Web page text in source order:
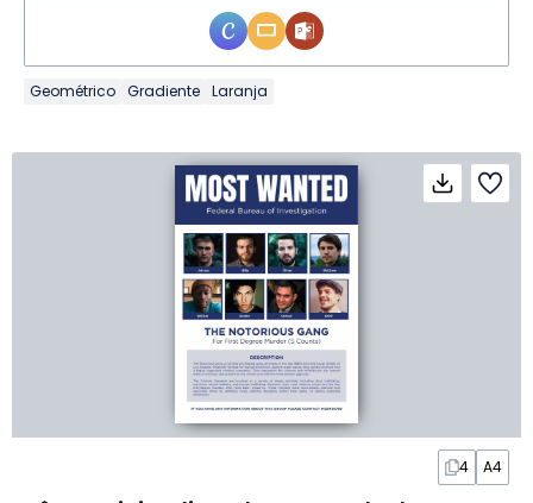
Geométrico Gradiente Laranja
4 A4